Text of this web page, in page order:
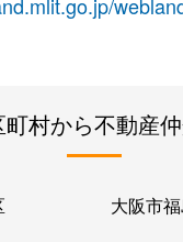
村から不動産
大阪市